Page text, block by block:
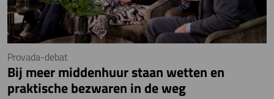
Provada-debat
Bij meer middenhuur staan wetten en
praktische bezwaren in de weg